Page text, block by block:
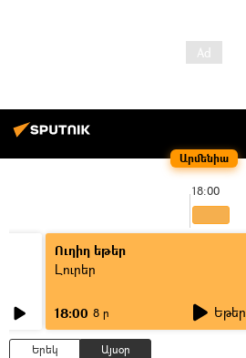
Արմենիա
18:00
Ուղիղ եթեր
Լուրեր
18:00 8 ր Եթեր
Երեկ Այսօր